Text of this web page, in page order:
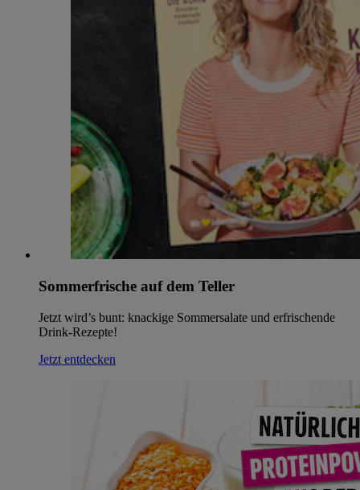
Sommerfrische auf dem Teller
Jetzt wird’s bunt: knackige Sommersalate und erfrischende
Drink-Rezepte!
Jetzt entdecken